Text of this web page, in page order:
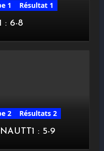
1
Résultat 1
: 6-8
2
Résultats 2
: 5-9